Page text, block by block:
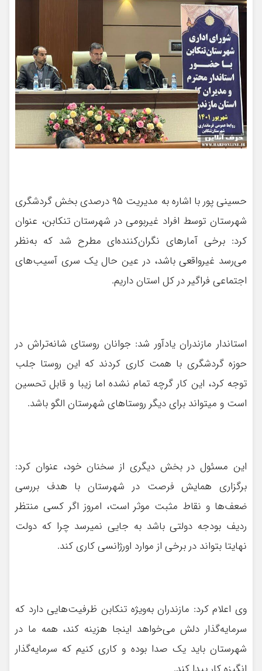
حسینی پور با اشاره به مدیریت ۹۵ درصدی بخش گردشگری
شهرستان توسط افراد غیربومی در شهرستان تنکابن، عنوان
کرد: برخی آمارهای نگران‌کننده‌ای مطرح شد که به‌نظر
می‌رسد غیرواقعی باشد، در عین حال یک سری آسیب‌های
اجتماعی فراگیر در کل استان داریم.
استاندار مازندران یادآور شد: جوانان روستای شانه‌تراش در
حوزه گردشگری با همت کاری کردند که این روستا جلب
توجه کرد، این کار گرچه تمام نشده اما زیبا و قابل تحسین
است و میتواند برای دیگر روستاهای شهرستان الگو باشد.
این مسئول در بخش دیگری از سخنان خود، عنوان کرد:
برگزاری همایش فرصت در شهرستان با هدف بررسی
ضعف‌ها و نقاط مثبت موثر است، امروز اگر کسی منتظر
ردیف بودجه دولتی باشد به جایی نمیرسد چرا که دولت
نهایتا بتواند در برخی از موارد اورژانسی کاری کند.
وی اعلام کرد: مازندران به‌ویژه تنکابن ظرفیت‌هایی دارد که
سرمایه‌گذار دلش می‌خواهد اینجا هزینه کند، همه ما در
شهرستان باید یک صدا بوده و کاری کنیم که سرمایه‌گذار